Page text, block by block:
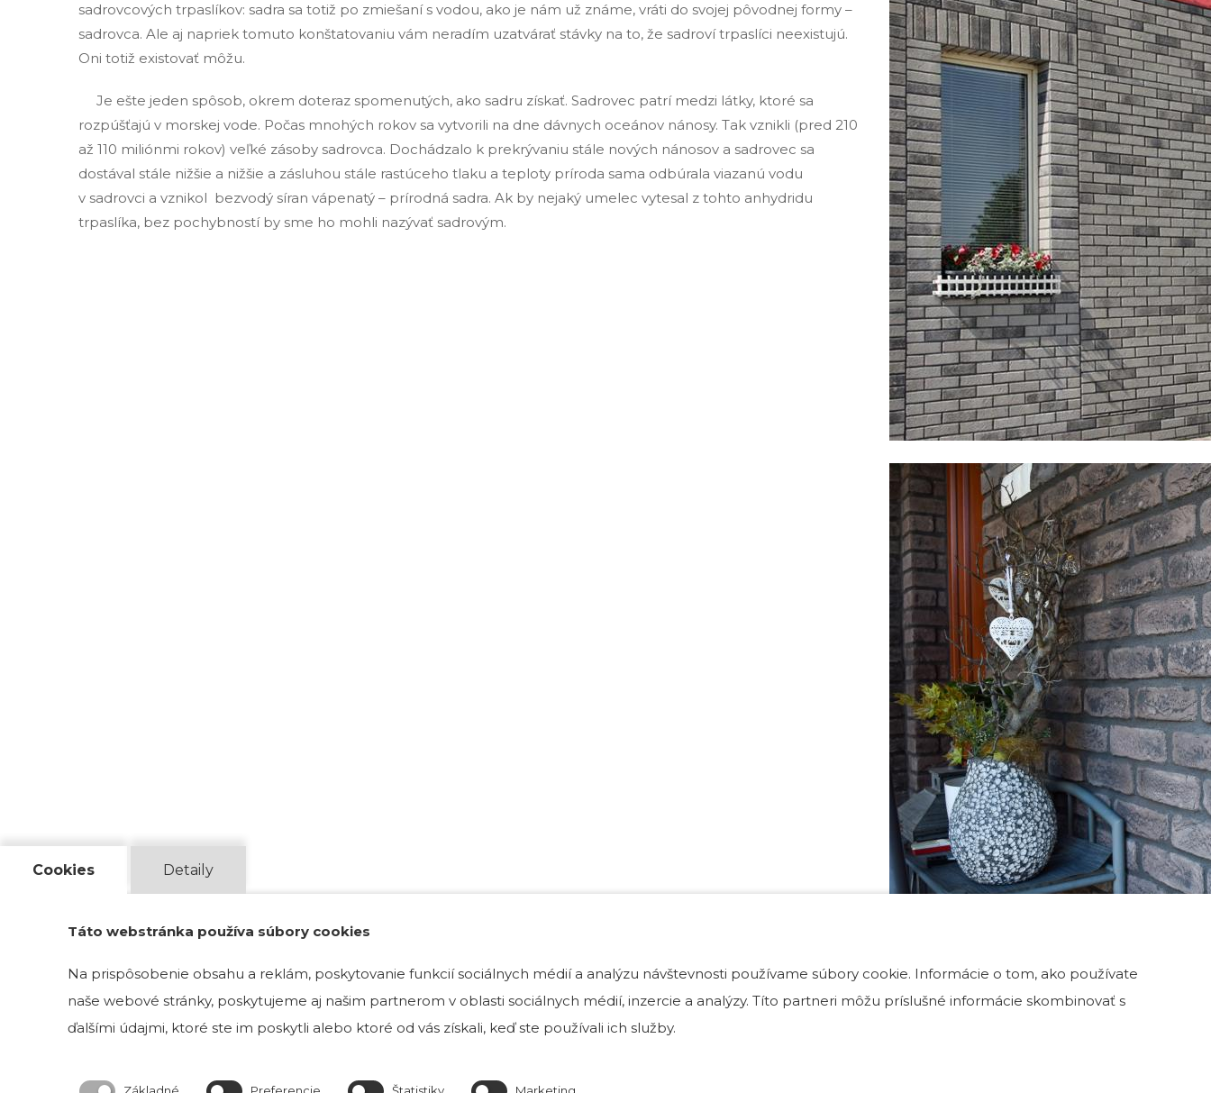
sadrovcových trpaslíkov: sadra sa totiž po zmiešaní s vodou, ako je nám už známe, vráti do svojej pôvodnej formy –
sadrovca. Ale aj napriek tomuto konštatovaniu vám neradím uzatvárať stávky na to, že sadroví trpaslíci neexistujú.
Oni totiž existovať môžu.
Je ešte jeden spôsob, okrem doteraz spomenutých, ako sadru získať. Sadrovec patrí medzi látky, ktoré sa
rozpúšťajú v morskej vode. Počas mnohých rokov sa vytvorili na dne dávnych oceánov nánosy. Tak vznikli (pred 210
až 110 miliónmi rokov) veľké zásoby sadrovca. Dochádzalo k prekrývaniu stále nových nánosov a sadrovec sa
dostával stále nižšie a nižšie a zásluhou stále rastúceho tlaku a teploty príroda sama odbúrala viazanú vodu
v sadrovci a vznikol bezvodý síran vápenatý – prírodná sadra. Ak by nejaký umelec vytesal z tohto anhydridu
trpaslíka, bez pochybností by sme ho mohli nazývať sadrovým.
Cookies Detaily
Táto webstránka používa súbory cookies
Na prispôsobenie obsahu a reklám, poskytovanie funkcií sociálnych médií a analýzu návštevnosti používame súbory cookie. Informácie o tom, ako používate
naše webové stránky, poskytujeme aj našim partnerom v oblasti sociálnych médií, inzercie a analýzy. Títo partneri môžu príslušné informácie skombinovať s
ďalšími údajmi, ktoré ste im poskytli alebo ktoré od vás získali, keď ste používali ich služby.
Základné Preferencie Štatistiky Marketing